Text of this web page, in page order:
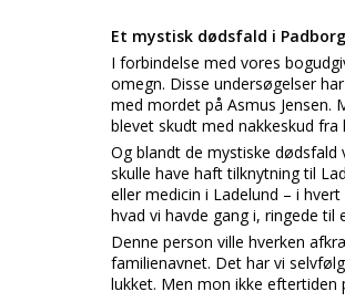
Et mystisk dødsfald i
I forbindelse med vores
omegn. Disse undersøgelser
med mordet på Asmus Jensen.
blevet skudt med nakkeskud fra
Og blandt de mystiske dødsfald
skulle have haft tilknytning til
eller medicin i Ladelund – i
hvad vi havde gang i, ringede
Denne person ville hverken
familienavnet. Det har vi
lukket. Men mon ikke